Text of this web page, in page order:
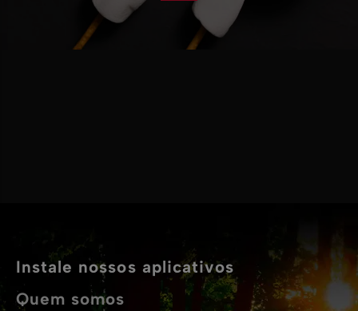
Instale nossos aplicativos
Quem somos